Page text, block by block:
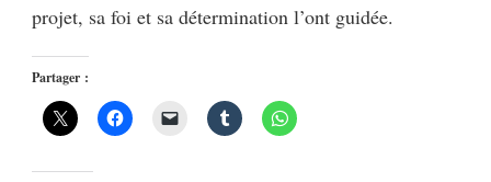
projet, sa foi et sa détermination l’ont guidée.
Partager :